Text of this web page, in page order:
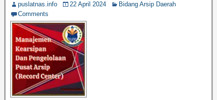
puslatnas.info 22 April 2024
Bidang Arsip Daerah
Comments